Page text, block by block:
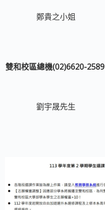
鄭貴之小姐
雙和校區總機(02)6620-2589
劉宇晟先生